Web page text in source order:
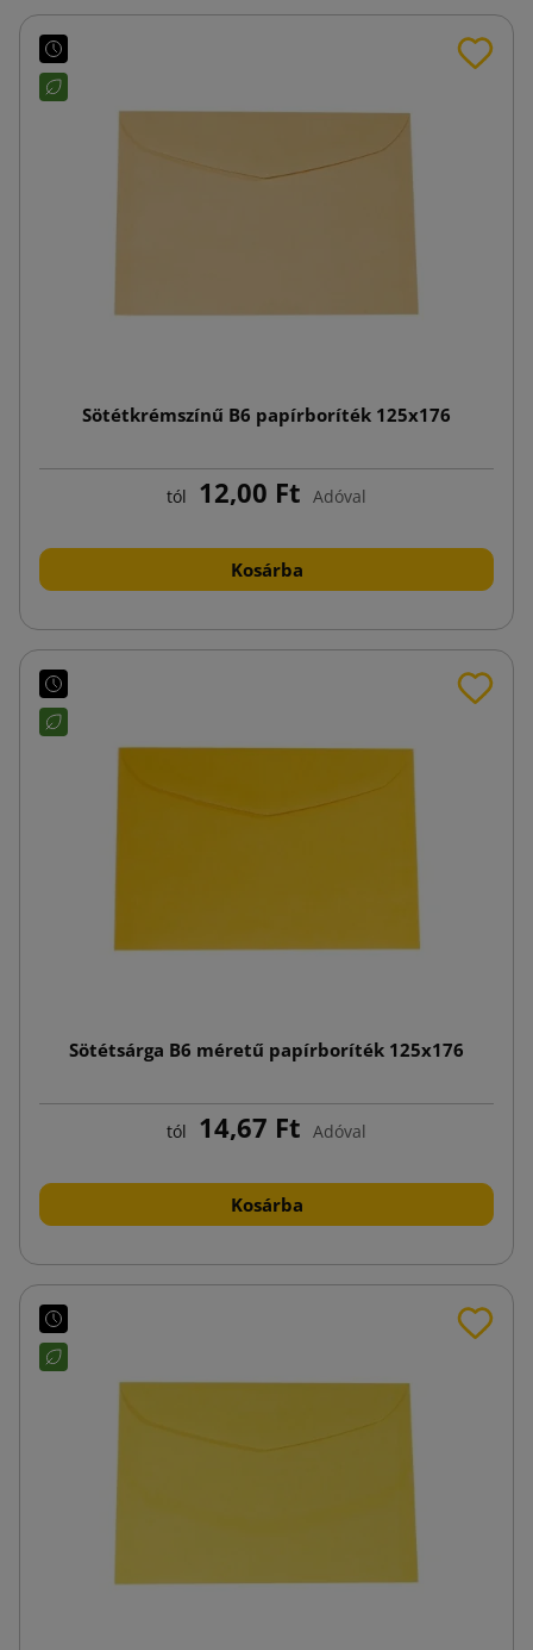
Sötétkrémszínű B6 papírboríték 125x176
tól 12,00 Ft Adóval
Kosárba
Sötétsárga B6 méretű papírboríték 125x176
tól 14,67 Ft Adóval
Kosárba